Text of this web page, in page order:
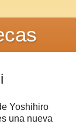
Yoshihiro
una nueva